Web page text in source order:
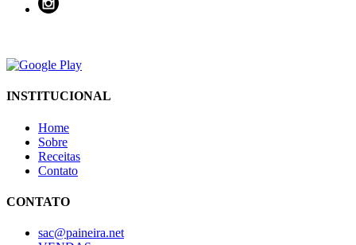
INSTITUCIONAL
Home
Sobre
Receitas
Contato
CONTATO
sac@paineira.net